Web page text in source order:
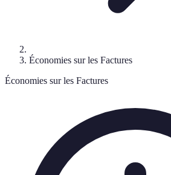
Économies sur les Factures
Économies sur les Factures